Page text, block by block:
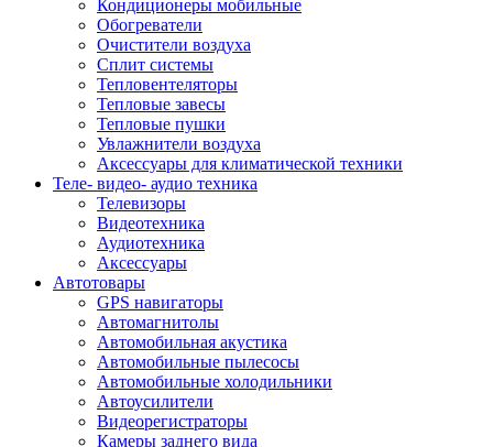
Кондиционеры мобильные
Обогреватели
Очистители воздуха
Сплит системы
Тепловентеляторы
Тепловые завесы
Тепловые пушки
Увлажнители воздуха
Аксессуары для климатической техники
Теле- видео- аудио техника
Телевизоры
Видеотехника
Аудиотехника
Аксессуары
Автотовары
GPS навигаторы
Автомагнитолы
Автомобильная акустика
Автомобильные пылесосы
Автомобильные холодильники
Автоусилители
Видеорегистраторы
Камеры заднего вида